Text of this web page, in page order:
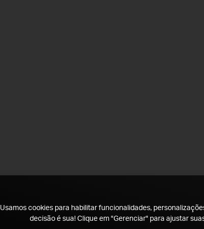
Usamos cookies para habilitar funcionalidades,
decisão é sua! Clique em "Gerenciar" para ajustar